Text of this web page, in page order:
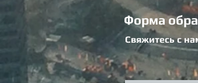
Форма
Свяжитесь с